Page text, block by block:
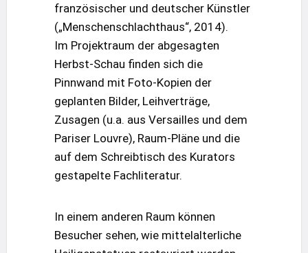
französischer und deutscher Künstler
(„Menschenschlachthaus“, 2014).
Im Projektraum der abgesagten
Herbst-Schau finden sich die
Pinnwand mit Foto-Kopien der
geplanten Bilder, Leihverträge,
Zusagen (u.a. aus Versailles und dem
Pariser Louvre), Raum-Pläne und die
auf dem Schreibtisch des Kurators
gestapelte Fachliteratur.
In einem anderen Raum können
Besucher sehen, wie mittelalterliche